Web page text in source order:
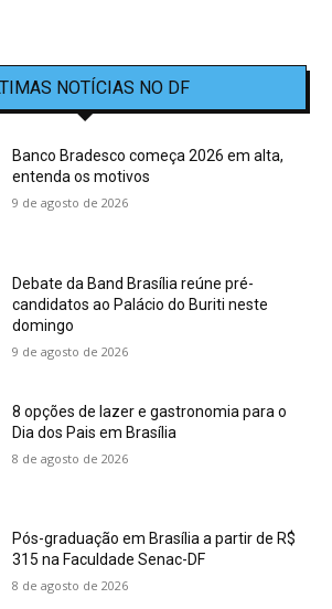
NOTÍCIAS NO DF
Banco Bradesco começa 2026 em alta,
entenda os motivos
9 de agosto de 2026
Debate da Band Brasília reúne pré-
candidatos ao Palácio do Buriti neste
domingo
9 de agosto de 2026
8 opções de lazer e gastronomia para o
Dia dos Pais em Brasília
8 de agosto de 2026
Pós-graduação em Brasília a partir de R$
315 na Faculdade Senac-DF
8 de agosto de 2026